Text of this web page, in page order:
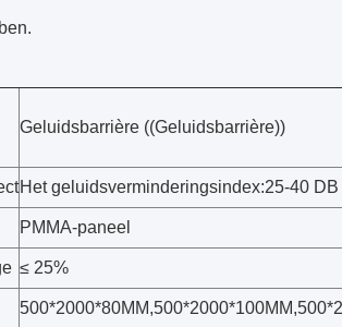
Geluidsbarrière ((Geluidsbarrière))
Het geluidsverminderingsindex:25-40
PMMA-paneel
≤ 25%